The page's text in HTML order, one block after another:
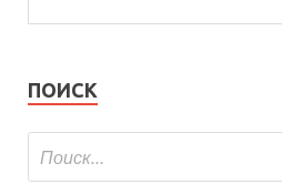
ПОИСК